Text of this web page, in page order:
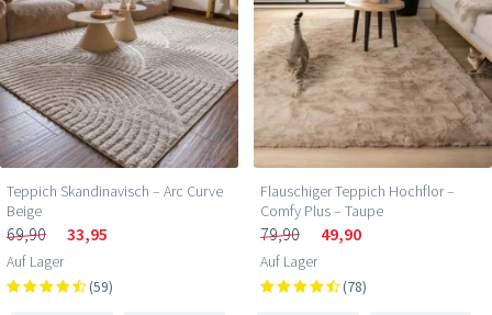
Teppich Skandinavisch – Arc Curve
Beige
69,90 33,95
Auf Lager
(59)
Flauschiger Teppich Hochflor –
Comfy Plus – Taupe
79,90 49,90
Auf Lager
(78)